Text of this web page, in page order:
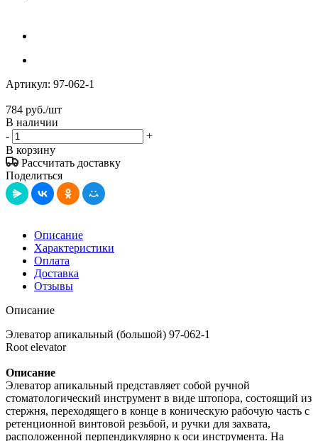
Артикул: 97-062-1
784 руб./шт
В наличии
-
+
В корзину
Рассчитать доставку
Поделиться
Описание
Характеристики
Оплата
Доставка
Отзывы
Описание
Элеватор апикальный (большой) 97-062-1
Root elevator
Описание
Элеватор апикальный представляет собой ручной
стоматологический инструмент в виде штопора, состоящий из
стержня, переходящего в конце в коническую рабочую часть с
ретенционной винтовой резьбой, и ручки для захвата,
расположенной перпендикулярно к оси инструмента. На